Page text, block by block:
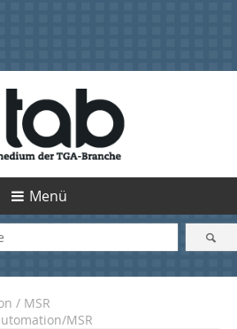
Menü
/ MSR
MSR